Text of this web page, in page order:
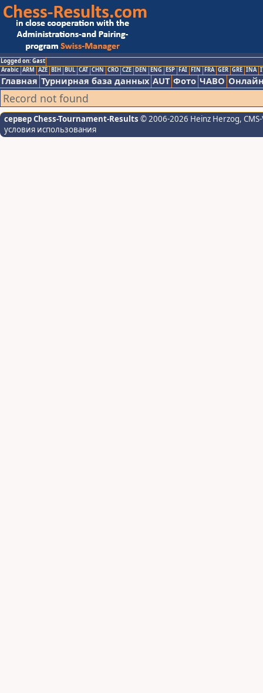
Logged on: Gast
Arabic ARM AZE BIH BUL CAT CHN CRO CZE DEN ENG ESP FAI FIN FRA GER GRE INA
Главная Турнирная база данных AUT Фото ЧАВО
Record not found
сервер Chess-Tournament-Results © 2006-2026 Heinz Herzog,
условия использования